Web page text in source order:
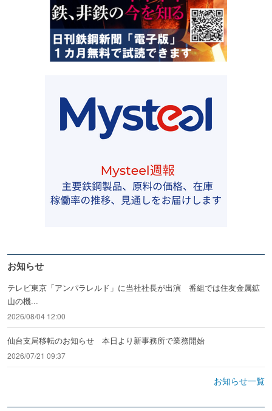
お知らせ
テレビ東京「アンパラレルド」に当社社長が出演 番組では住友金属鉱
山の機...
2026/08/04 12:00
仙台支局移転のお知らせ 本日より新事務所で業務開始
2026/07/21 09:37
お知らせ一覧